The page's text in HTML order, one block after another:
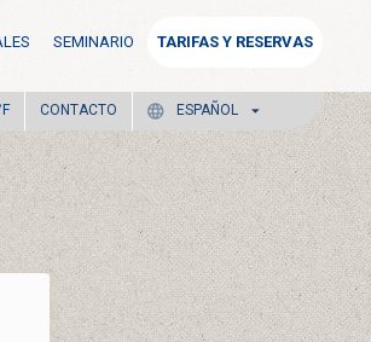
SEMINARIO TARIFAS Y RESERVAS
CONTACTO ESPAÑOL